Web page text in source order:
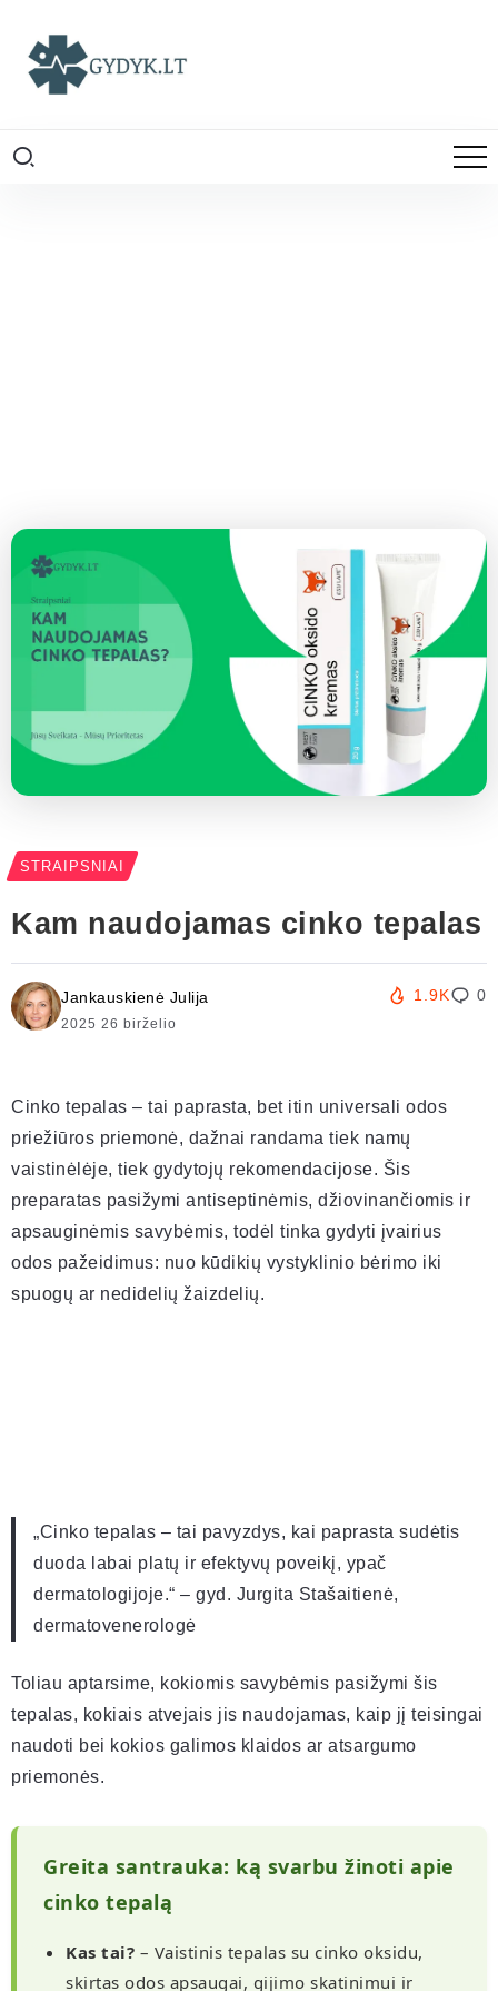
STRAIPSNIAI
Kam naudojamas cinko tepalas
Jankauskienė Julija
2025 26 birželio
1.9K 0
Cinko tepalas – tai paprasta, bet itin universali odos
priežiūros priemonė, dažnai randama tiek namų
vaistinėlėje, tiek gydytojų rekomendacijose. Šis
preparatas pasižymi antiseptinėmis, džiovinančiomis ir
apsauginėmis savybėmis, todėl tinka gydyti įvairius
odos pažeidimus: nuo kūdikių vystyklinio bėrimo iki
spuogų ar nedidelių žaizdelių.
„Cinko tepalas – tai pavyzdys, kai paprasta sudėtis
duoda labai platų ir efektyvų poveikį, ypač
dermatologijoje.“ – gyd. Jurgita Stašaitienė,
dermatovenerologė
Toliau aptarsime, kokiomis savybėmis pasižymi šis
tepalas, kokiais atvejais jis naudojamas, kaip jį teisingai
naudoti bei kokios galimos klaidos ar atsargumo
priemonės.
Greita santrauka: ką svarbu žinoti apie
cinko tepalą
Kas tai? – Vaistinis tepalas su cinko oksidu,
skirtas odos apsaugai, gijimo skatinimui ir